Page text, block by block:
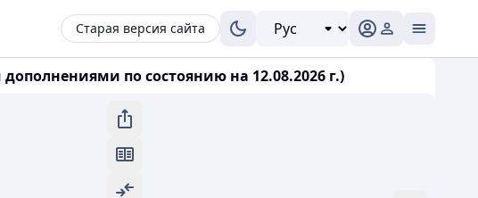
Старая версия сайта
по состоянию на 12.08.2026 г.)